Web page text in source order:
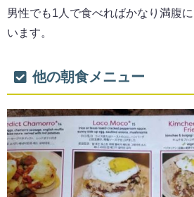
男性でも1人で食べればかなり満腹
います。
他の朝食メニュー